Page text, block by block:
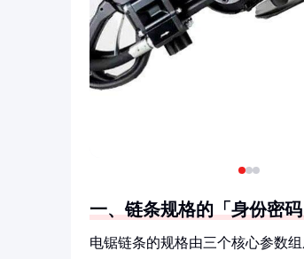
一、链条规格的「身份密码
电锯链条的规格由三个核心参数